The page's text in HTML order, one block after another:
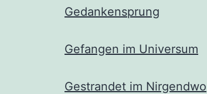
Gedankensprung
Gefangen im Universum
Gestrandet im Nirgendwo